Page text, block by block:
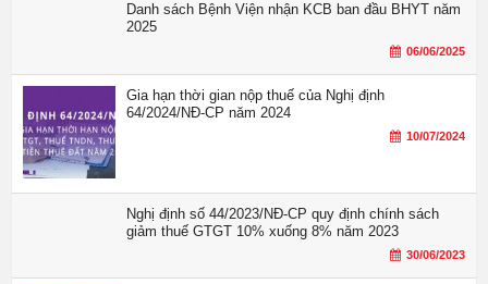
Danh sách Bệnh Viện nhận KCB ban đầu BHYT năm
2025
06/06/2025
Gia hạn thời gian nộp thuế của Nghị định
64/2024/NĐ-CP năm 2024
10/07/2024
Nghị định số 44/2023/NĐ-CP quy định chính sách
giảm thuế GTGT 10% xuống 8% năm 2023
30/06/2023